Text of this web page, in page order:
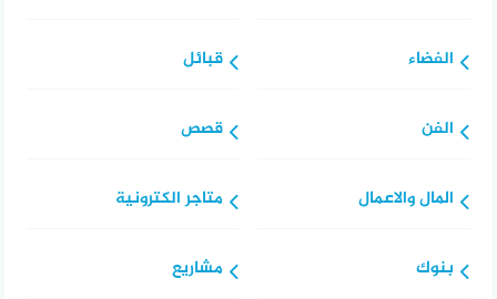
الفضاء
الفن
المال والاعمال
بنوك
قبائل
قصص
متاجر الكترونية
مشاريع